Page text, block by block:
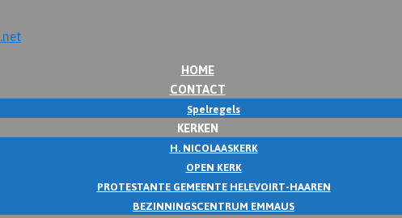
HOME
CONTACT
Spelregels
KERKEN
H. NICOLAASKERK
OPEN KERK
PROTESTANTE GEMEENTE HELEVOIRT-HAAREN
BEZINNINGSCENTRUM EMMAUS